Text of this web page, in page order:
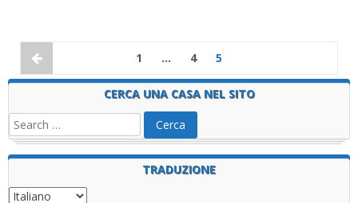
1 … 4 5
CERCA UNA CASA NEL SITO
TRADUZIONE